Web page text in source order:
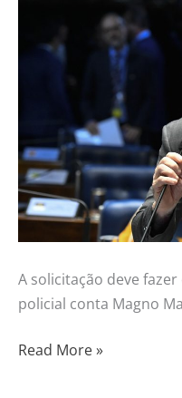
A solicitação deve
policial conta Magno
Read More »